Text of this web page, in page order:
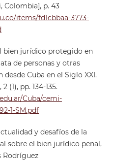
Colombia], p. 43
items/fd1cbbaa-3773-
bien jurídico protegido en
de personas y otras
Cuba en el Siglo XXI.
(1), pp. 134-135.
Cuba/cemi-
1-SM.pdf
y desafíos de la
sobre el bien jurídico penal,
Rodríguez